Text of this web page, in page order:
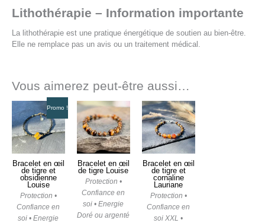
Lithothérapie – Information importante
La lithothérapie est une pratique énergétique de soutien au bien-être.
Elle ne remplace pas un avis ou un traitement médical.
Vous aimerez peut-être aussi…
Promo !
Bracelet en œil
de tigre et
obsidienne
Louise
Protection •
Confiance en
soi • Energie
Le
prix
initial
était :
34 €.
actuel
est :
Bracelet en œil
de tigre Louise
Protection •
Confiance en
soi • Energie
Doré ou argenté
Bracelet en œil
de tigre et
cornaline
Lauriane
Protection •
Confiance en
soi XXL •